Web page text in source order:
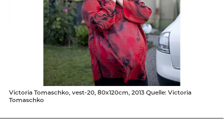
Victoria Tomaschko, vest-20, 80x120cm, 2013 Quelle: Victoria
Tomaschko